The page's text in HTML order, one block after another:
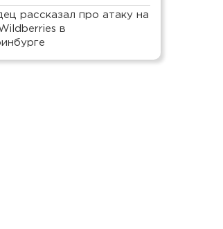
рассказал про атаку на
в